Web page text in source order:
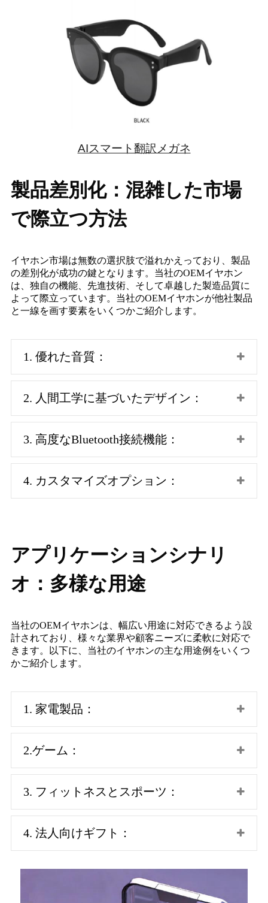
AIスマート翻訳メガネ
製品差別化：混雑した市場
で際立つ方法
イヤホン市場は無数の選択肢で溢れかえっており、製品
の差別化が成功の鍵となります。当社のOEMイヤホン
は、独自の機能、先進技術、そして卓越した製造品質に
よって際立っています。当社のOEMイヤホンが他社製品
と一線を画す要素をいくつかご紹介します。
1. 優れた音質：
2. 人間工学に基づいたデザイン：
3. 高度なBluetooth接続機能：
4. カスタマイズオプション：
アプリケーションシナリ
オ：多様な用途
当社のOEMイヤホンは、幅広い用途に対応できるよう設
計されており、様々な業界や顧客ニーズに柔軟に対応で
きます。以下に、当社のイヤホンの主な用途例をいくつ
かご紹介します。
1. 家電製品：
2.ゲーム：
3. フィットネスとスポーツ：
4. 法人向けギフト：